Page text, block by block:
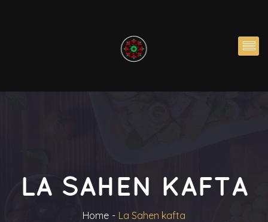
LA SAHEN KAFTA
Home La Sahen kafta